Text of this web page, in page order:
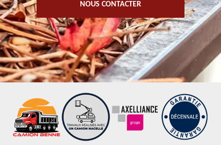
NOUS CONTACTER